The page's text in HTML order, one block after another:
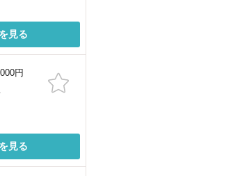
見る
円
見る